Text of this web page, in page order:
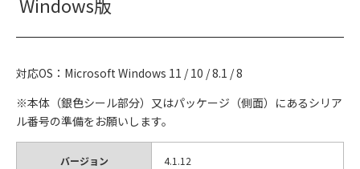
対応OS：Microsoft Windows 11 / 10 / 8.1 / 8
※本体（銀色シール部分）又はパッケージ（側面）にあるシリア
ル番号の準備をお願いします。
バージョン 4.1.12